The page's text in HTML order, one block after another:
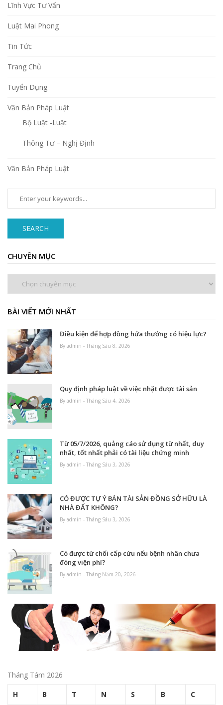
Lĩnh Vực Tư Vấn
Luật Mai Phong
Tin Tức
Trang Chủ
Tuyển Dụng
Văn Bản Pháp Luật
Bộ Luật -Luật
Thông Tư – Nghị Định
Văn Bản Pháp Luật
SEARCH
CHUYÊN MỤC
BÀI VIẾT MỚI NHẤT
Điều kiện để hợp đồng hứa thưởng có hiệu lực?
By admin - Tháng Sáu 8, 2026
Quy định pháp luật về việc nhặt được tài sản
By admin - Tháng Sáu 4, 2026
Từ 05/7/2026, quảng cáo sử dụng từ nhất, duy
nhất, tốt nhất phải có tài liệu chứng minh
By admin - Tháng Sáu 3, 2026
CÓ ĐƯỢC TỰ Ý BÁN TÀI SẢN ĐỒNG SỞ HỮU LÀ
NHÀ ĐẤT KHÔNG?
By admin - Tháng Sáu 3, 2026
Có được từ chối cấp cứu nếu bệnh nhân chưa
đóng viện phí?
By admin - Tháng Năm 20, 2026
Tháng Tám 2026
H B T N S B C